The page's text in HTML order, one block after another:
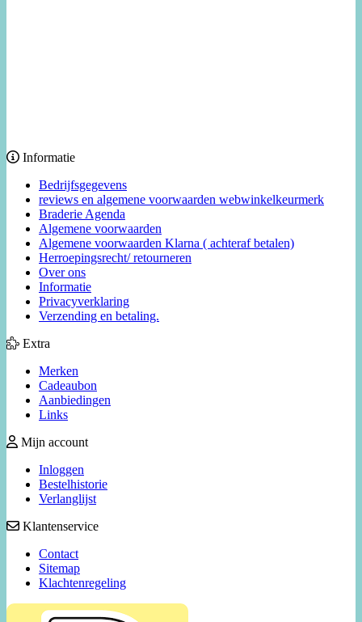
Informatie
Bedrijfsgegevens
reviews en algemene voorwaarden webwinkelkeurmerk
Braderie Agenda
Algemene voorwaarden
Algemene voorwaarden Klarna ( achteraf betalen)
Herroepingsrecht/ retourneren
Over ons
Informatie
Privacyverklaring
Verzending en betaling.
Extra
Merken
Cadeaubon
Aanbiedingen
Links
Mijn account
Inloggen
Bestelhistorie
Verlanglijst
Klantenservice
Contact
Sitemap
Klachtenregeling